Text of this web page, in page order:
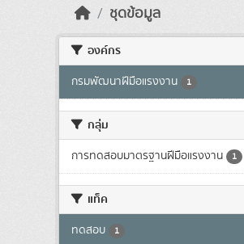
ชุดข้อมูล
องค์กร
กรมพัฒนาฝีมือแรงงาน 1
กลุ่ม
การทดสอบมาตรฐานฝีมือแรงงาน 1
แท็ค
ทดสอบ 1